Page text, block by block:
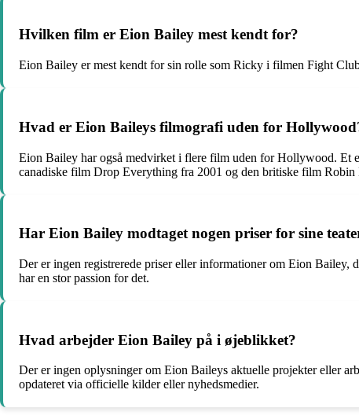
Hvilken film er Eion Bailey mest kendt for?
Eion Bailey er mest kendt for sin rolle som Ricky i filmen Fight
Hvad er Eion Baileys filmografi uden for
Eion Bailey har også medvirket i flere film uden for Hollywood. Et
canadiske film Drop Everything fra 2001 og den britiske film Robin
Har Eion Bailey modtaget nogen priser for sine
Der er ingen registrerede priser eller informationer om Eion Bailey,
har en stor passion for det.
Hvad arbejder Eion Bailey på i øjeblikket?
Der er ingen oplysninger om Eion Baileys aktuelle projekter eller
opdateret via officielle kilder eller nyhedsmedier.